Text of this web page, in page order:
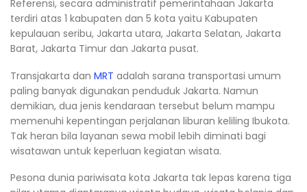
Referensi, secara administratif pemerintahaan Jakarta
terdiri atas 1 kabupaten dan 5 kota yaitu Kabupaten
kepulauan seribu, Jakarta utara, Jakarta Selatan, Jakarta
Barat, Jakarta Timur dan Jakarta pusat.
Transjakarta dan MRT adalah sarana transportasi umum
paling banyak digunakan penduduk Jakarta. Namun
demikian, dua jenis kendaraan tersebut belum mampu
memenuhi kepentingan perjalanan liburan keliling Ibukota.
Tak heran bila layanan sewa mobil lebih diminati bagi
wisatawan untuk keperluan kegiatan wisata.
Pesona dunia pariwisata kota Jakarta tak lepas karena tiga